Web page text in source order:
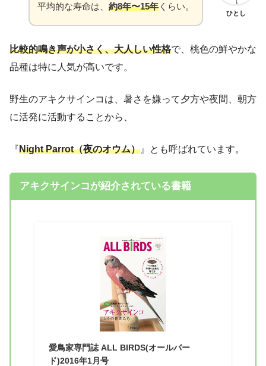
ひとし
平均的な寿命は、 約8年〜15年 くらい。
比較的鳴き声が小さく、大人しい性格で、桃色の鮮やかな
品種は特に人気が高いです。
野生のアキクサインコは、暑さを嫌って夕方や夜間、朝方
に活発に活動することから、
『Night Parrot（夜のオウム） 』とも呼ばれています。
アキクサインコが紹介されている書籍
愛鳥家専門誌 ALL BIRDS(オールバー
ド)2016年1月号